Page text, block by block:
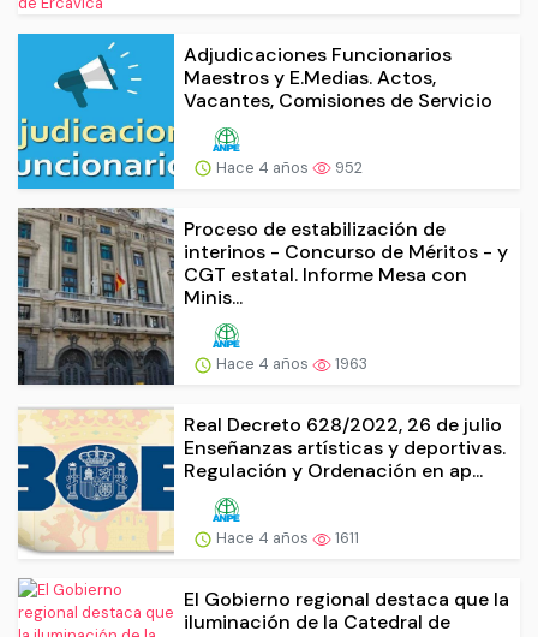
Adjudicaciones Funcionarios
Maestros y E.Medias. Actos,
Vacantes, Comisiones de Servicio
Hace 4 años 952
Proceso de estabilización de
interinos - Concurso de Méritos - y
CGT estatal. Informe Mesa con
Minis...
Hace 4 años 1963
Real Decreto 628/2022, 26 de julio
Enseñanzas artísticas y deportivas.
Regulación y Ordenación en ap...
Hace 4 años 1611
El Gobierno regional destaca que la
iluminación de la Catedral de